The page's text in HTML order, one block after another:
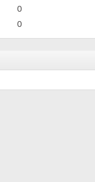
0
0